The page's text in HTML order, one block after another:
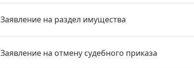
Заявление на раздел имущества
Заявление на отмену судебного приказа